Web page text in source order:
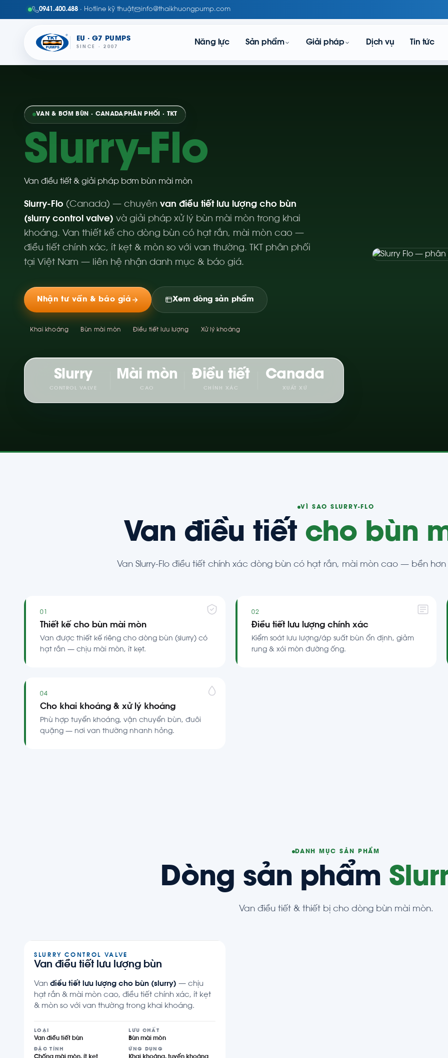
0941.400.488 · Hotline kỹ thuật info@thaikhuongpump.com
EU · G7 PUMPS
SINCE · 2007
Năng lực Sản phẩm Giải pháp Dịch vụ Tin tức
VAN & BƠM BÙN · CANADA PHÂN PHỐI · TKT
Slurry-Flo
Van điều tiết & giải pháp bơm bùn mài mòn
Slurry-Flo (Canada) — chuyên van điều tiết lưu lượng cho bùn
(slurry control valve) và giải pháp xử lý bùn mài mòn trong khai
khoáng. Van thiết kế cho dòng bùn có hạt rắn, mài mòn cao —
điều tiết chính xác, ít kẹt & mòn so với van thường. TKT phân phối
tại Việt Nam — liên hệ nhận danh mục & báo giá.
Nhận tư vấn & báo giá Xem dòng sản phẩm
Khai khoáng Bùn mài mòn Điều tiết lưu lượng Xử lý khoáng
Slurry
CONTROL VALVE
Mài mòn
CAO
Điều tiết
CHÍNH XÁC
Canada
XUẤT XỨ
VÌ SAO SLURRY-FLO
Van điều tiết cho bùn
Van Slurry-Flo điều tiết chính xác dòng bùn có hạt rắn, mài mòn cao — bền
01
Thiết kế cho bùn mài mòn
Van được thiết kế riêng cho dòng bùn (slurry) có
hạt rắn — chịu mài mòn, ít kẹt.
02
Điều tiết lưu lượng chính xác
Kiểm soát lưu lượng/áp suất bùn ổn định, giảm
rung & xói mòn đường ống.
04
Cho khai khoáng & xử lý khoáng
Phù hợp tuyển khoáng, vận chuyển bùn, đuôi
quặng — nơi van thường nhanh hỏng.
DANH MỤC SẢN PHẨM
Dòng sản phẩm
Van điều tiết & thiết bị cho dòng bùn mài mòn.
SLURRY CONTROL VALVE
Van điều tiết lưu lượng bùn
Van điều tiết lưu lượng cho bùn (slurry) — chịu
hạt rắn & mài mòn cao, điều tiết chính xác, ít kẹt
& mòn so với van thường trong khai khoáng.
LOẠI
Van điều tiết bùn
LƯU CHẤT
Bùn mài mòn
ĐẶC TÍNH ỨNG DỤNG